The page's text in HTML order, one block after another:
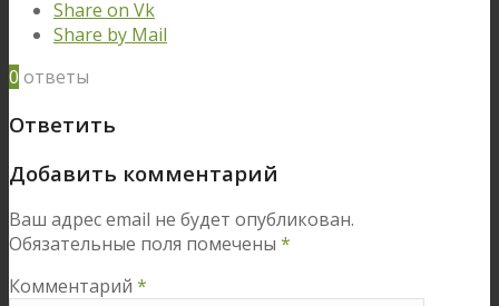
Share on Vk
Share by Mail
0 ответы
Ответить
Добавить комментарий
Ваш адрес email не будет опубликован.
Обязательные поля помечены *
Комментарий *